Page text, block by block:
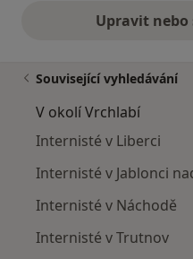
Upravit
Související vyhledávání
V okolí Vrchlabí
Internisté v Liberci
Internisté v Jablonci
Internisté v Náchodě
Internisté v Trutnov